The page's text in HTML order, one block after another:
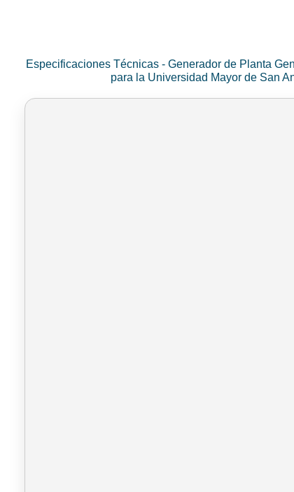
Especificaciones Técnicas - Generador de Planta
para la Universidad Mayor de San